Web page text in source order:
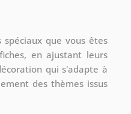
que vous êtes
en ajustant leurs
qui s'adapte à
des thèmes issus